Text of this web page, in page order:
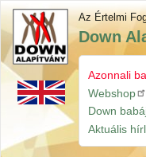
Ugrás
tartalomra
Az Értelmi
Down
Azonnali
Webshop
Down
Aktuális